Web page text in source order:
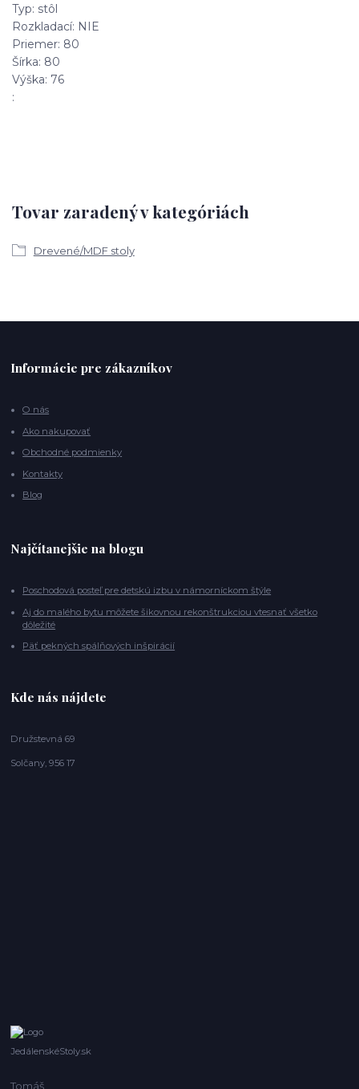
Typ: stôl
Rozkladací: NIE
Priemer: 80
Šírka: 80
Výška: 76
:
Tovar zaradený v kategóriách
Drevené/MDF stoly
Informácie pre zákazníkov
O nás
Ako nakupovať
Obchodné podmienky
Kontakty
Blog
Najčítanejšie na blogu
Poschodová posteľ pre detskú izbu v námorníckom štýle
Aj do malého bytu môžete šikovnou rekonštrukciou vtesnať všetko
dôležité
Päť pekných spálňových inšpirácií
Kde nás nájdete
Družstevná 69
Solčany, 956 17
JedálenskéStoly.sk
Tomáš